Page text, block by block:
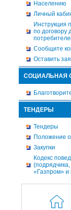
Населению
Личный
Инструкция
по
Сообщите
Оставить
СОЦИАЛЬНАЯ
ТЕНДЕРЫ
Тендеры
Положение о
Закупки
Кодекс
«Газпром»